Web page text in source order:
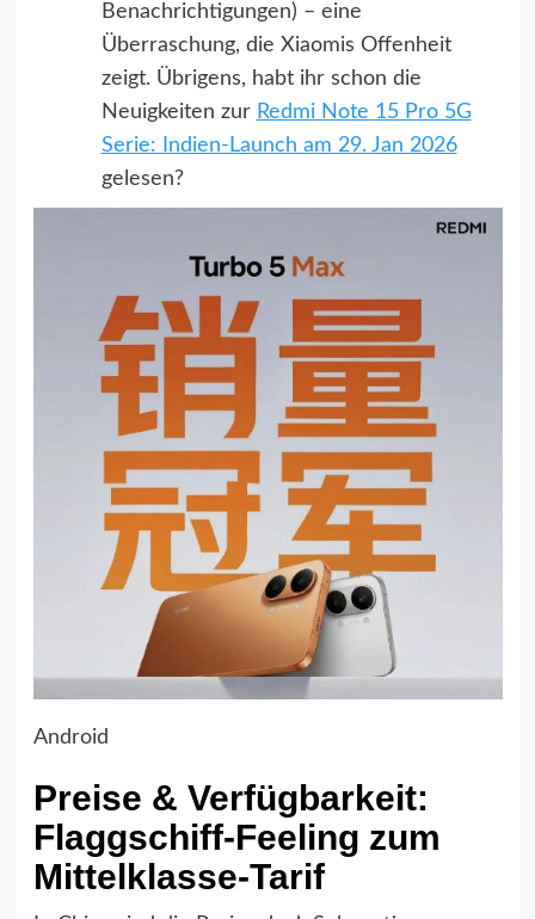
Benachrichtigungen) – eine
Überraschung, die Xiaomis Offenheit
zeigt. Übrigens, habt ihr schon die
Neuigkeiten zur Redmi Note 15 Pro 5G
Serie: Indien-Launch am 29. Jan 2026
gelesen?
Android
Preise & Verfügbarkeit:
Flaggschiff-Feeling zum
Mittelklasse-Tarif